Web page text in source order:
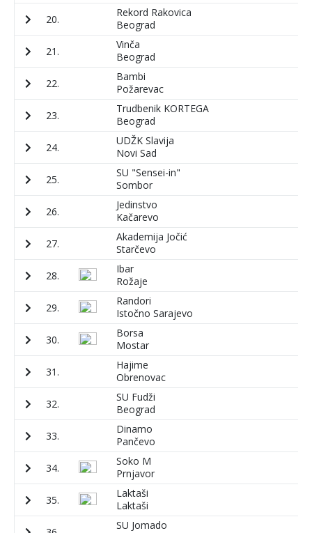
20.
Rekord Rakovica
Beograd
21.
Vinča
Beograd
22.
Bambi
Požarevac
23.
Trudbenik KORTEGA
Beograd
24.
UDŽK Slavija
Novi Sad
25.
SU "Sensei-in"
Sombor
26.
Jedinstvo
Kačarevo
27.
Akademija Jočić
Starčevo
28.
Ibar
Rožaje
29.
Randori
Istočno Sarajevo
30.
Borsa
Mostar
31.
Hajime
Obrenovac
32.
SU Fudži
Beograd
33.
Dinamo
Pančevo
34.
Soko M
Prnjavor
35.
Laktaši
Laktaši
SU Jomado